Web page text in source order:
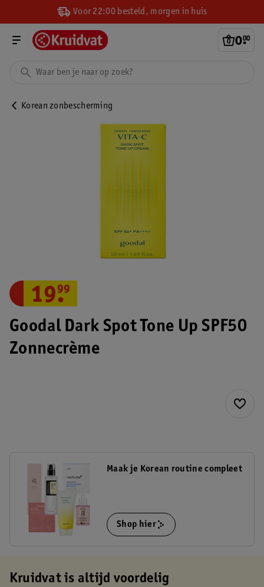
Voor 22:00 besteld, morgen in huis
0.
00
Korean zonbescherming
Goodal Dark Spot Tone Up SPF50
Zonnecrème
19.
99
Maak je Korean routine compleet
Shop hier
Kruidvat is altijd voordelig